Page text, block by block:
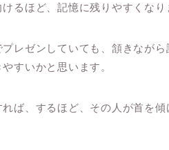
るほど、記憶に残りやすくなり
レゼンしていても、頷きなが
すいかと思います。
ば、するほど、その人が首を傾